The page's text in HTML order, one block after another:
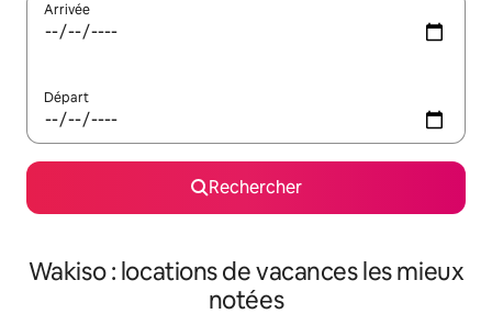
Arrivée
Départ
Rechercher
Wakiso : locations de vacances les mieux
notées